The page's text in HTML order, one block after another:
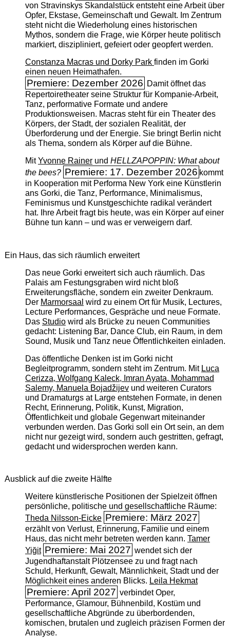
von Stravinskys Skandalstück entsteht eine Arbeit über
Opfer, Ekstase, Gemeinschaft und Gewalt. Im Zentrum
steht nicht die Wiederholung eines historischen
Mythos, sondern die Frage, wie Körper heute politisch
markiert, diszipliniert, gefeiert oder geopfert werden.
Constanza Macras und Dorky Park finden im Gorki
einen neuen Heimathafen.
Premiere: Dezember 2026 Damit öffnet das
Repertoiretheater seine Struktur für Kompanie-Arbeit,
Tanz, performative Formate und andere
Produktionsweisen. Macras steht für ein Theater des
Körpers, der Stadt, der sozialen Realität, der
Überforderung und der Energie. Sie bringt Berlin nicht
als Thema, sondern als Körper auf die Bühne.
MitYvonne Rainerund HELLZAPOPPIN: What about
the bees? Premiere: 17. Dezember 2026 kommt
in Kooperation mit Performa New York eine Künstlerin
ans Gorki, die Tanz, Performance, Minimalismus,
Feminismus und Kunstgeschichte radikal verändert
hat. Ihre Arbeit fragt bis heute, was ein Körper auf einer
Bühne tun kann – und was er verweigern darf.
Ein Haus, das sich räumlich erweitert
Das neue Gorki erweitert sich auch räumlich. Das
Palais am Festungsgraben wird nicht bloß
Erweiterungsfläche, sondern ein zweiter Denkraum.
Der Marmorsaal wird zu einem Ort für Musik, Lectures,
Lecture Performances, Gespräche und neue Formate.
Das Studiowird als Brücke zu neuen Communities
gedacht: Listening Bar, Dance Club, ein Raum, in dem
Sound, Musik und Tanz neue Öffentlichkeiten einladen.
Das öffentliche Denken ist im Gorki nicht
Begleitprogramm, sondern steht im Zentrum. Mit Luca
Cerizza, Wolfgang Kaleck, Imran Ayata, Mohammad
Salemy, Manuela Bojadžijevund weiteren Curators
und Dramaturgs at Large entstehen Formate, in denen
Recht, Erinnerung, Politik, Kunst, Migration,
Öffentlichkeit und globale Gegenwart miteinander
verbunden werden. Das Gorki soll ein Ort sein, an dem
nicht nur gezeigt wird, sondern auch gestritten, gefragt,
gedacht und widersprochen werden kann.
Ausblick auf die zweite Hälfte
Weitere künstlerische Positionen der Spielzeit öffnen
persönliche, politische und gesellschaftliche Räume:
Theda Nilsson-Eicke Premiere: März 2027
erzählt von Verlust, Erinnerung, Familie und einem
Haus, das nicht mehr betreten werden kann. Tamer
Yiğit Premiere: Mai 2027 wendet sich der
Jugendhaftanstalt Plötzensee zu und fragt nach
Schuld, Herkunft, Gewalt, Männlichkeit, Stadt und der
Möglichkeit eines anderen Blicks. Leila Hekmat
Premiere: April 2027 verbindet Oper,
Performance, Glamour, Bühnenbild, Kostüm und
gesellschaftliche Abgründe zu überbordenden,
komischen, brutalen und zugleich präzisen Formen der
Analyse.